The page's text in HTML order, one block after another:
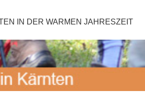
IN DER WARMEN JAHRESZEIT